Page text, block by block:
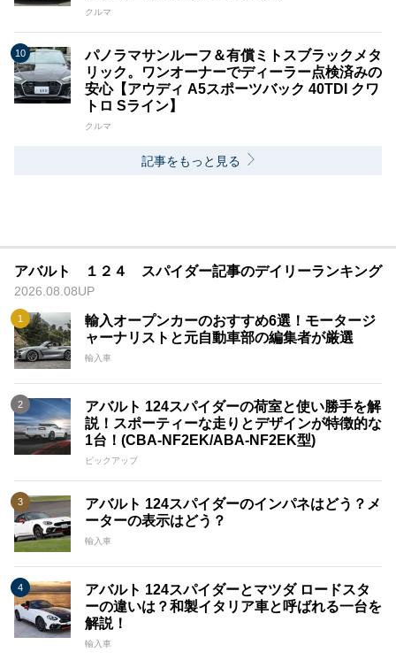
クルマ
パノラマサンルーフ＆有償ミトスブラックメタ
リック。ワンオーナーでディーラー点検済みの
安心【アウディ A5スポーツバック 40TDI クワ
トロ Sライン】
クルマ
記事をもっと見る
アバルト １２４ スパイダー記事のデイリーランキング
2026.08.08UP
輸入オープンカーのおすすめ6選！モータージ
ャーナリストと元自動車部の編集者が厳選
輸入車
アバルト 124スパイダーの荷室と使い勝手を解
説！スポーティーな走りとデザインが特徴的な
1台！(CBA-NF2EK/ABA-NF2EK型)
ピックアップ
アバルト 124スパイダーのインパネはどう？メ
ーターの表示はどう？
輸入車
アバルト 124スパイダーとマツダ ロードスタ
ーの違いは？和製イタリア車と呼ばれる一台を
解説！
輸入車